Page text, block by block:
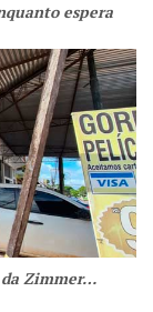
espera
da Zimmer…